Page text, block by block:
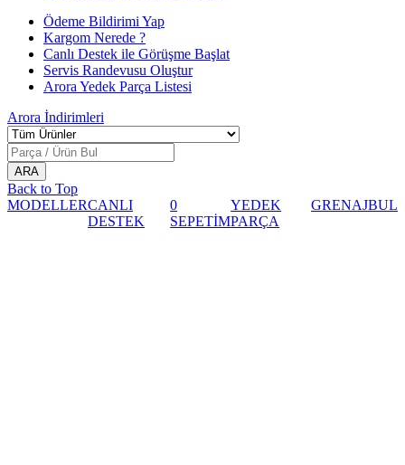
Ödeme Bildirimi Yap
Kargom Nerede ?
Canlı Destek ile Görüşme Başlat
Servis Randevusu Oluştur
Arora Yedek Parça Listesi
Arora İndirimleri
Back to Top
MODELLERCANLI
DESTEK
0
SEPETİM
YEDEK
PARÇA
GRENAJBUL